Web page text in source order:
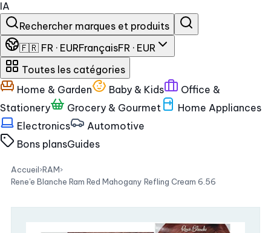
IA
Rechercher marques et produits
🇫🇷 FR · EURFrançaisFR · EUR
Toutes les catégories
Home & Garden
Baby & Kids
Office &
Stationery
Grocery & Gourmet
Home Appliances
Electronics
Automotive
Bons plansGuides
Accueil›RAM›
Rene'e Blanche Ram Red Mahogany Refling Cream 6.56